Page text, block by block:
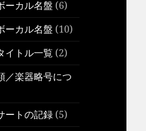
ーカル名盤 (6)
ーカル名盤 (10)
イトル一覧 (2)
楽器略号につ
ートの記録 (5)